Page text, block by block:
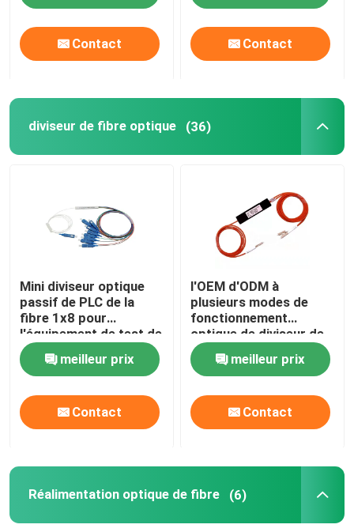
Câble équipé de fibre
Câble optique de fibre
Réalimentation optique de fibre
Solution FTTH
Connecteur optique de fibre
Adaptateur optique de fibre
Atténuateur optique de fibre
Contact Contact
diviseur de fibre optique (36)
Mini diviseur optique
passif de PLC de la
fibre 1x8 pour
l'équipement de test de
la télévision via câble
meilleur prix
Contact
l'OEM d'ODM à
plusieurs modes de
fonctionnement
optique de diviseur de
fibre de 1x2MM FBT
avec RoHS a certifié
meilleur prix
Contact
Réalimentation optique de fibre (6)